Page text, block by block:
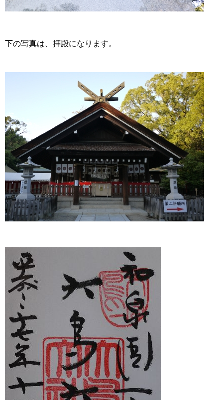
下の写真は、拝殿になります。